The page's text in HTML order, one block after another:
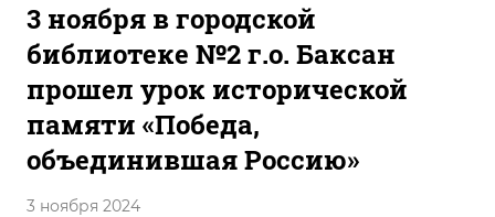
3 ноября в городской
библиотеке №2 г.о. Баксан
прошел урок исторической
памяти «Победа,
объединившая Россию»
3 ноября 2024